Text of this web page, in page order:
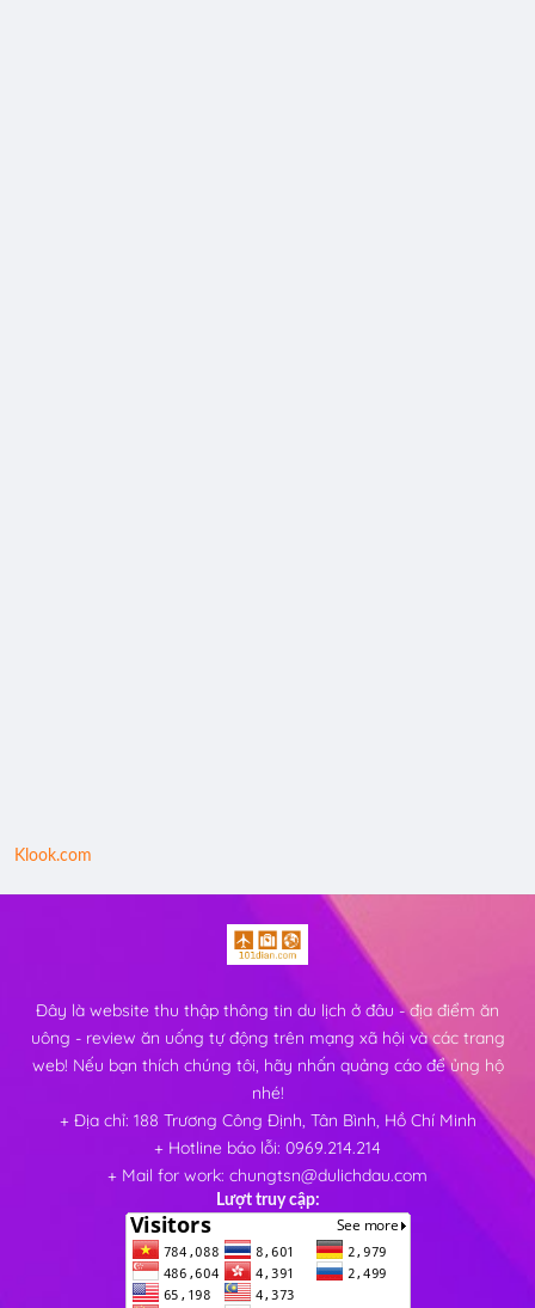
Klook.com
Đây là website thu thập thông tin du lịch ở đâu - địa điểm ăn
uông - review ăn uống tự động trên mạng xã hội và các trang
web! Nếu bạn thích chúng tôi, hãy nhấn quảng cáo để ủng hộ
nhé!
+ Địa chỉ: 188 Trương Công Định, Tân Bình, Hồ Chí Minh
+ Hotline báo lỗi: 0969.214.214
+ Mail for work: chungtsn@dulichdau.com
Lượt truy cập: